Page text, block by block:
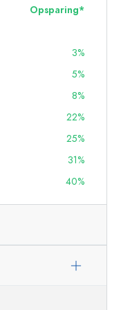
Opsparing*
3%
5%
8%
22%
25%
31%
40%